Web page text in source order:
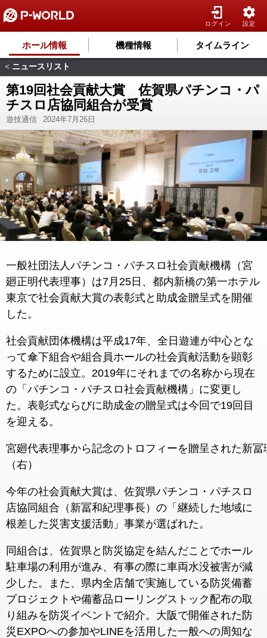
ログイン 設定
ホール情報 機種情報 タイムライン
< ニュースリスト
第19回社会貢献大賞 佐賀県パチンコ・パ
チスロ店協同組合が受賞
遊技通信 2024年7月26日
一般社団法人パチンコ・パチスロ社会貢献機構（宮
廻正明代表理事）は7月25日、都内新橋の第一ホテル
東京で社会貢献大賞の表彰式と助成金贈呈式を開催
した。
社会貢献団体機構は平成17年、全日遊連が中心とな
って傘下組合や組合員ホールの社会貢献活動を顕彰
するために設立。2019年にそれまでの名称から現在
の「パチンコ・パチスロ社会貢献機構」に変更し
た。表彰式ならびに助成金の贈呈式は今回で19回目
を迎える。
宮廻代表理事から記念のトロフィーを贈呈された新冨
（右）
今年の社会貢献大賞は、佐賀県パチンコ・パチスロ
店協同組合（新冨和紀理事長）の「継続した地域に
根差した災害支援活動」事業が選ばれた。
同組合は、佐賀県と防災協定を結んだことでホール
駐車場の利用が進み、有事の際に車両水没被害が減
少した。また、県内全店舗で実施している防災備蓄
プロジェクトや備蓄品ローリングストック配布の取
り組みを防災イベントで紹介。大阪で開催された防
災EXPOへの参加やLINEを活用した一般への周知な